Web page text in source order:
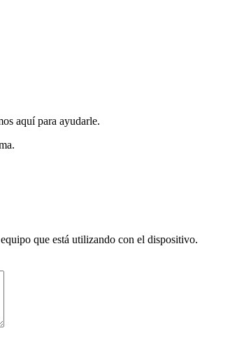
aquí para ayudarle.
que está utilizando con el dispositivo.